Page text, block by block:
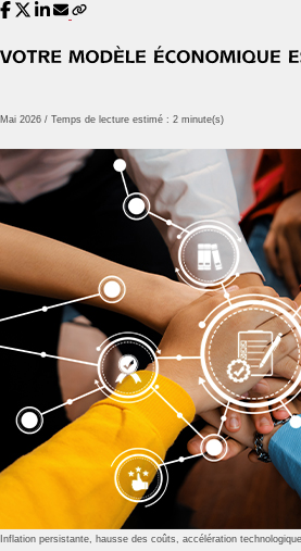
Mai 2026 / Temps de lecture estimé : 2 minute(s)
Inflation persistante, hausse des coûts, accélération